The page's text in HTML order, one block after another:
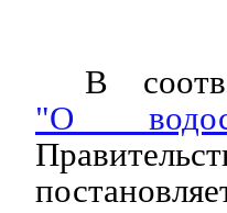
В
"О